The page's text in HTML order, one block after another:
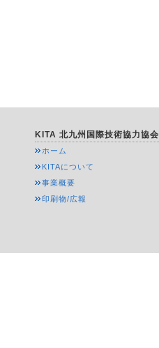
KITA 北九州国際技術協力協会
ホーム
KITAについて
事業概要
印刷物/広報